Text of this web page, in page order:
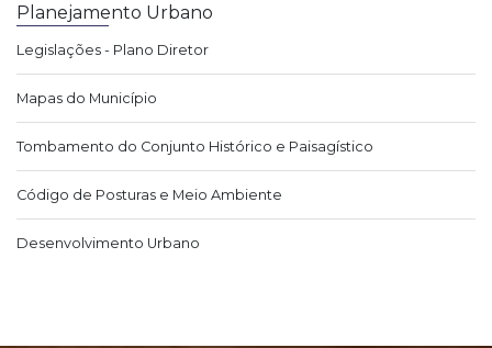
Planejamento Urbano
Legislações - Plano Diretor
Mapas do Município
Tombamento do Conjunto Histórico e Paisagístico
Código de Posturas e Meio Ambiente
Desenvolvimento Urbano